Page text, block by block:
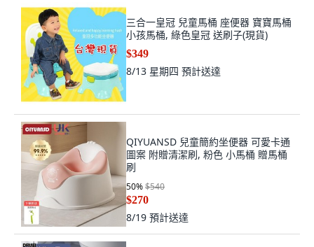
三合一皇冠 兒童馬桶 座便器 寶寶馬桶
小孩馬桶, 綠色皇冠 送刷子(現貨)
$349
8/13 星期四 預計送達
QIYUANSD 兒童簡約坐便器 可愛卡通
圖案 附贈清潔刷, 粉色 小馬桶 贈馬桶
刷
50%$540
$270
8/19 預計送達